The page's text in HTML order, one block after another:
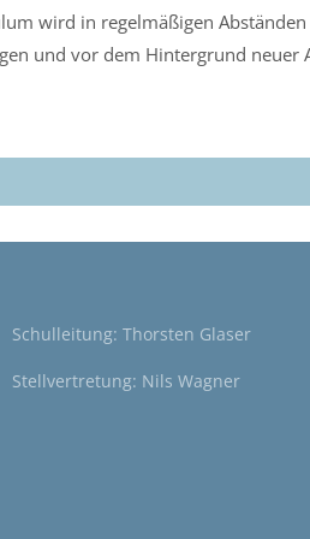
wird in regelmäßigen
und vor dem Hintergrund
Schulleitung: Thorsten Glaser
Stellvertretung: Nils Wagner